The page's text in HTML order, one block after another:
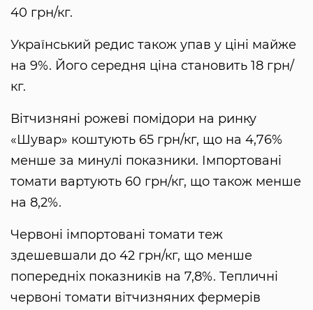
40 грн/кг.
Український редис також упав у ціні майже
на 9%. Його середня ціна становить 18 грн/
кг.
Вітчизняні рожеві помідори на ринку
«Шувар» коштують 65 грн/кг, що на 4,76%
менше за минулі показники. Імпортовані
томати вартують 60 грн/кг, що також менше
на 8,2%.
Червоні імпортовані томати теж
здешевшали до 42 грн/кг, що менше
попередніх показників на 7,8%. Тепличні
червоні томати вітчизняних фермерів